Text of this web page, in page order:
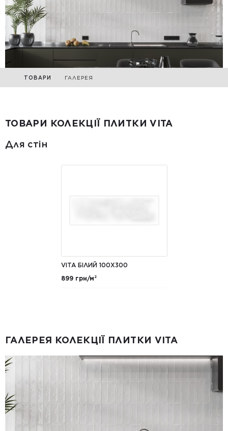
ТОВАРИ ГАЛЕРЕЯ
ТОВАРИ КОЛЕКЦІЇ ПЛИТКИ VITA
Для стін
VITA БІЛИЙ 100X300
899 грн/м²
ГАЛЕРЕЯ КОЛЕКЦІЇ ПЛИТКИ VITA